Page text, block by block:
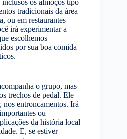
os almoços tipo
tradicionais da área
ou em restaurantes
irá experimentar a
escolhemos
por sua boa comida
o grupo, mas
trechos de pedal. Ele
nos entroncamentos. Irá
ou
da história local
E, se estiver